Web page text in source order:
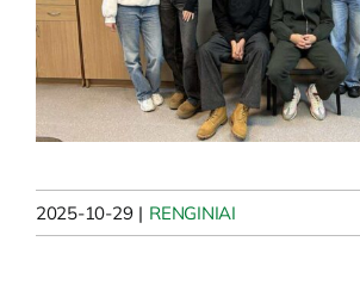
2025-10-29 | RENGINIAI